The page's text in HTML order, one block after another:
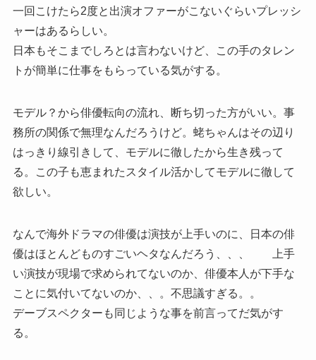
一回こけたら2度と出演オファーがこないぐらいプレッシ
ャーはあるらしい。
日本もそこまでしろとは言わないけど、この手のタレン
トが簡単に仕事をもらっている気がする。
モデル？から俳優転向の流れ、断ち切った方がいい。事
務所の関係で無理なんだろうけど。蛯ちゃんはその辺り
はっきり線引きして、モデルに徹したから生き残って
る。この子も恵まれたスタイル活かしてモデルに徹して
欲しい。
なんで海外ドラマの俳優は演技が上手いのに、日本の俳
優はほとんどものすごいヘタなんだろう、、、 上手
い演技が現場で求められてないのか、俳優本人が下手な
ことに気付いてないのか、、。不思議すぎる。。
デーブスペクターも同じような事を前言ってだ気がす
る。